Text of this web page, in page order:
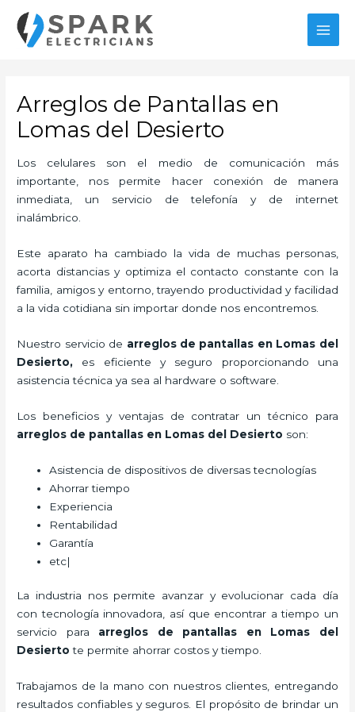
contenido
Arreglos de Pantallas en
Lomas del Desierto
Los celulares son el medio de comunicación más
importante, nos permite hacer conexión de manera
inmediata, un servicio de telefonía y de internet
inalámbrico.
Este aparato ha cambiado la vida de muchas personas,
acorta distancias y optimiza el contacto constante con la
familia, amigos y entorno, trayendo productividad y facilidad
a la vida cotidiana sin importar donde nos encontremos.
Nuestro servicio de arreglos de pantallas en Lomas del
Desierto, es eficiente y seguro proporcionando una
asistencia técnica ya sea al hardware o software.
Los beneficios y ventajas de contratar un técnico para
arreglos de pantallas en Lomas del Desierto son:
Asistencia de dispositivos de diversas tecnologías
Ahorrar tiempo
Experiencia
Rentabilidad
Garantía
etc|
La industria nos permite avanzar y evolucionar cada día
con tecnología innovadora, así que encontrar a tiempo un
servicio para arreglos de pantallas
en Lomas del
Desierto te permite ahorrar costos y tiempo.
Trabajamos de la mano con nuestros clientes, entregando
resultados confiables y seguros. El propósito de brindar un